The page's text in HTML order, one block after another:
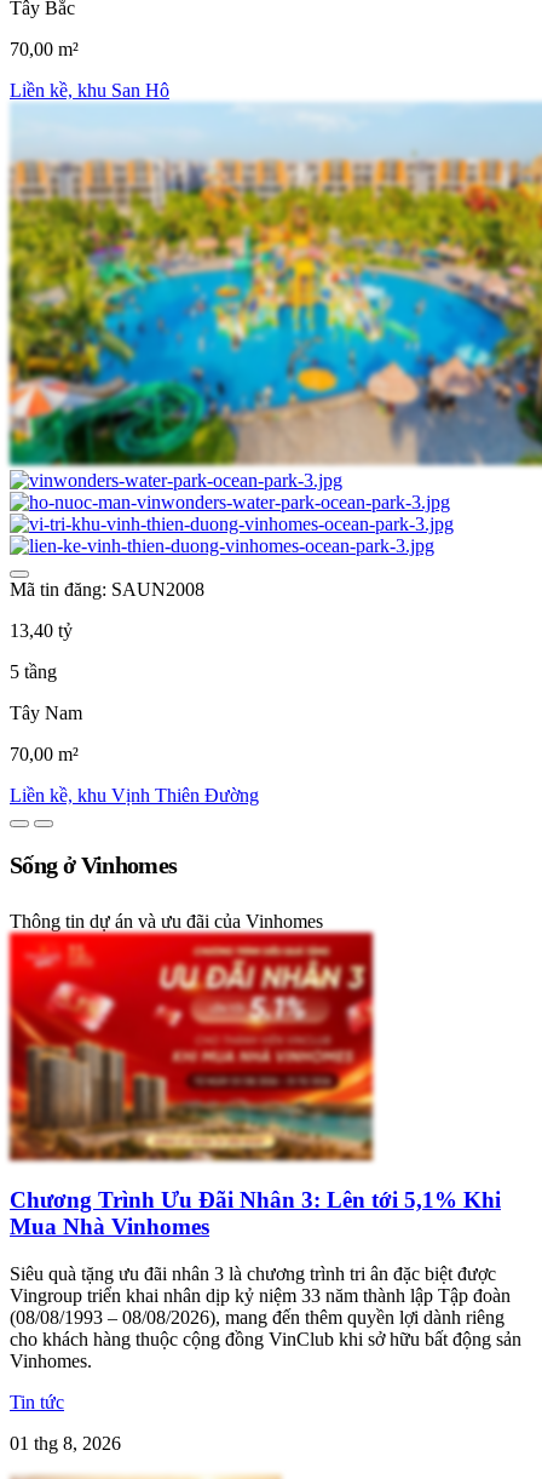
Tây Bắc
70,00 m²
Liền kề, khu San Hô
Mã tin đăng: SAUN2008
13,40 tỷ
5 tầng
Tây Nam
70,00 m²
Liền kề, khu Vịnh Thiên Đường
Sống ở Vinhomes
Thông tin dự án và ưu đãi của Vinhomes
Chương Trình Ưu Đãi Nhân 3: Lên tới 5,1% Khi
Mua Nhà Vinhomes
Siêu quà tặng ưu đãi nhân 3 là chương trình tri ân đặc biệt được
Vingroup triển khai nhân dịp kỷ niệm 33 năm thành lập Tập đoàn
(08/08/1993 – 08/08/2026), mang đến thêm quyền lợi dành riêng
cho khách hàng thuộc cộng đồng VinClub khi sở hữu bất động sản
Vinhomes.
Tin tức
01 thg 8, 2026